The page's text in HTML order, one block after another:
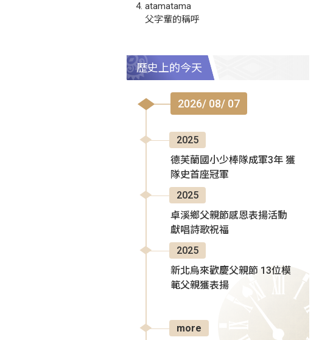
atamatama
父字輩的稱呼
歷史上的今天
2026/ 08/ 07
2025
德芙蘭國小少棒隊成軍3年 獲
隊史首座冠軍
2025
卓溪鄉父親節感恩表揚活動
獻唱詩歌祝福
2025
新北烏來歡慶父親節 13位模
範父親獲表揚
more